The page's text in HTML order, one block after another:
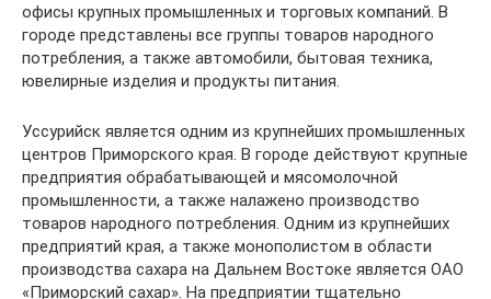
офисы крупных промышленных и торговых компаний. В
городе представлены все группы товаров народного
потребления, а также автомобили, бытовая техника,
ювелирные изделия и продукты питания.
Уссурийск является одним из крупнейших промышленных
центров Приморского края. В городе действуют крупные
предприятия обрабатывающей и мясомолочной
промышленности, а также налажено производство
товаров народного потребления. Одним из крупнейших
предприятий края, а также монополистом в области
производства сахара на Дальнем Востоке является ОАО
«Приморский сахар». На предприятии тщательно